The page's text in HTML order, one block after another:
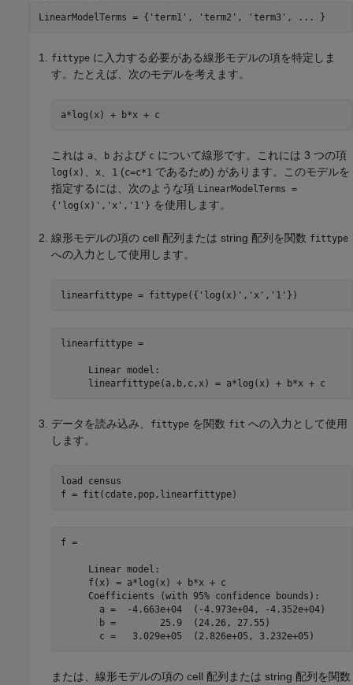
LinearModelTerms = { 'term1' , 'term2' , 'term3' , ... }
fittype に入力する必要がある線形モデルの項を特定しま
す。たとえば、次のモデルを考えます。
a*log(x) + b*x + c
これは a 、 b および c について線形です。これには 3 つの項
log(x) 、 x、 1 (c=c*1 であるため) があります。このモデルを
指定するには、次のような項 LinearModelTerms =
{'log(x)','x','1'} を使用します。
線形モデルの項の cell 配列または string 配列を関数 fittype
への入力として使用します。
linearfittype = fittype({ 'log(x)' , 'x' , '1' })
linearfittype =
     Linear model:
     linearfittype(a,b,c,x) = a*log(x) + b*x + c
データを読み込み、 fittype を関数 fit への入力として使用
します。
load
census
f = fit(cdate,pop,linearfittype)
f =
     Linear model:
     f(x) = a*log(x) + b*x + c
     Coefficients (with 95% confidence bounds):
       a =  -4.663e+04  (-4.973e+04, -4.352e+04)
       b =        25.9  (24.26, 27.55)
       c =   3.029e+05  (2.826e+05, 3.232e+05)
または、線形モデルの項の cell 配列または string 配列を関数